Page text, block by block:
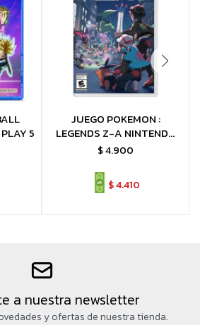
5
JUEGO POKEMON :
LEGENDS Z-A NINTENDO
SWITCH LEYENDAS Z-A
$4.900
$4.410
a nuestra newsletter
y ofertas de nuestra tienda.